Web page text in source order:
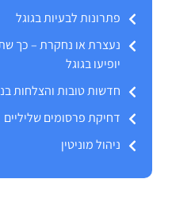
פתרונות לבעיות בגוגל
נעצרת או נחקרת – כך
יופיעו בגוגל
חדשות טובות והצלחות
דחיקת פרסומים שליליים
ניהול מוניטין